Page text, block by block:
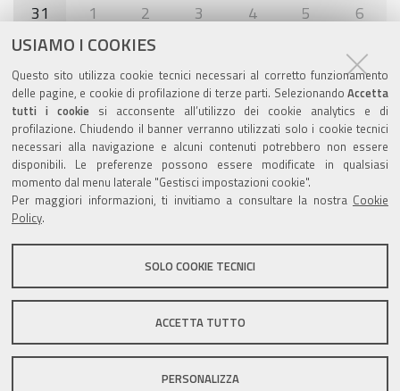
USIAMO I COOKIES
Questo sito utilizza cookie tecnici necessari al corretto funzionamento
delle pagine, e cookie di profilazione di terze parti. Selezionando Accetta
tutti i cookiesi acconsente all’utilizzo dei cookie analytics e di
profilazione. Chiudendo il banner verranno utilizzati solo i cookie tecnici
necessari alla navigazione e alcuni contenuti potrebbero non essere
disponibili. Le preferenze possono essere modificate in qualsiasi
momento dal menu laterale "Gestisci impostazioni cookie".
Per maggiori informazioni, ti invitiamo a consultare la nostra Cookie
Policy.
SOLO COOKIE TECNICI
ACCETTA TUTTO
PERSONALIZZA
31
1 2 3 4 5 6
Agenda eventi
torna alla sezione
Valuta questo sito
Sito istituzionale Comune di Zola Predosa